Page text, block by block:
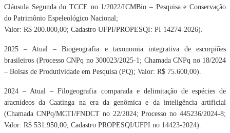
Cláusula Segunda do TCCE no 1/2022/ICMBio – Pesquisa e Conservação
do Patrimônio Espeleológico Nacional;
Valor: R$ 200.000,00; Cadastro UFPI/PROPESQI: PI 14274-2026).
2025 – Atual – Biogeografia e taxonomia integrativa de escorpiões
brasileiros (Processo CNPq no 300023/2025-1; Chamada CNPq no 18/2024
– Bolsas de Produtividade em Pesquisa (PQ); Valor: R$ 75.600,00).
2024 – Atual – Filogeografia comparada e delimitação de espécies de
aracnídeos daCaatinga na era da genômica e da inteligência artificial
(Chamada CNPq/MCTI/FNDCT no 22/2024; Processo no 445236/2024-8;
Valor: R$ 531.950,00; Cadastro PROPESQI/UFPI no 14423-2024).